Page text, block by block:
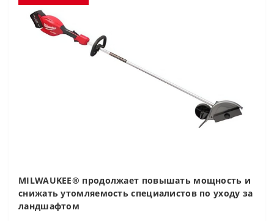
MILWAUKEE® продолжает повышать мощность и
снижать утомляемость специалистов по уходу за
ландшафтом